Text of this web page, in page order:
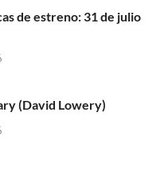
de estreno: 31 de julio
(David Lowery)